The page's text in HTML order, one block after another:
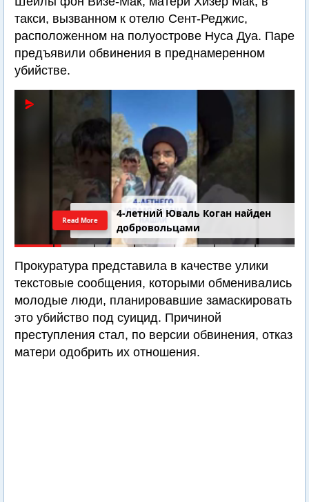
такси, вызванном к отелю Сент-Реджис,
расположенном на полуострове Нуса Дуа. Паре
предъявили обвинения в преднамеренном
убийстве.
4-летний Юваль Коган найден
добровольцами
Read More
Прокуратура представила в качестве улики
текстовые сообщения, которыми обменивались
молодые люди, планировавшие замаскировать
это убийство под суицид. Причиной
преступления стал, по версии обвинения, отказ
матери одобрить их отношения.